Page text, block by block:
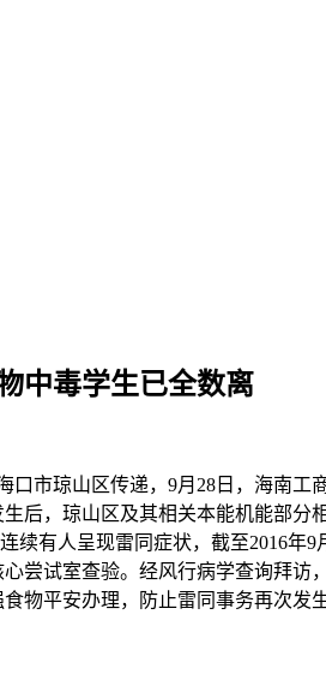
中毒学生已全数离
市琼山区传递，9月28日，海南工
后，琼山区及其相关本能机能部
续有人呈现雷同症状，截至2016
尝试室查验。经风行病学查询拜
物平安办理，防止雷同事务再次